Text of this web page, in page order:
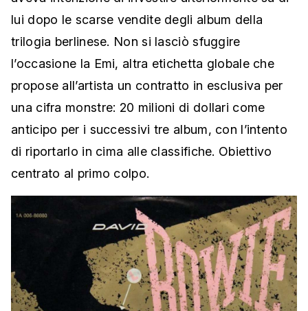
lui dopo le scarse vendite degli album della
trilogia berlinese. Non si lasciò sfuggire
l’occasione la Emi, altra etichetta globale che
propose all’artista un contratto in esclusiva per
una cifra monstre: 20 milioni di dollari come
anticipo per i successivi tre album, con l’intento
di riportarlo in cima alle classifiche. Obiettivo
centrato al primo colpo.